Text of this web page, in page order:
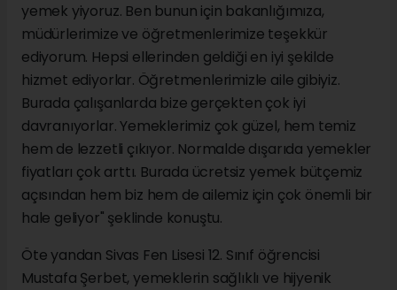
yemek yiyoruz. Ben bunun için bakanlığımıza,
müdürlerimize ve öğretmenlerimize teşekkür
ediyorum. Hepsi ellerinden geldiği en iyi şekilde
hizmet ediyorlar. Öğretmenlerimizle aile gibiyiz.
Burada çalışanlarda bize gerçekten çok iyi
davranıyorlar. Yemeklerimiz çok güzel, hem temiz
hem de lezzetli çıkıyor. Normalde dışarıda yemekler
fiyatları çok arttı. Burada ücretsiz yemek bütçemiz
açısından hem biz hem de ailemiz için çok önemli bir
hale geliyor" şeklinde konuştu.
Öte yandan Sivas Fen Lisesi 12. Sınıf öğrencisi
Mustafa Şerbet, yemeklerin sağlıklı ve hijyenik